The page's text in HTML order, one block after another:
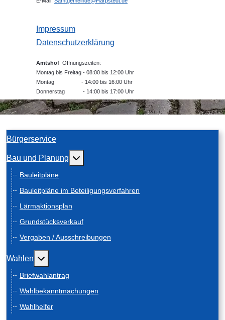
Impressum
Datenschutzerklärung
Amtshof Öffnungszeiten:
Montag bis Freitag - 08:00 bis 12:00 Uhr
Montag - 14:00 bis 16:00 Uhr
Donnerstag - 14:00 bis 17:00 Uhr
Bürgerservice
Bau und Planung Weitere Informationen: Bau und Planung
Bauleitpläne
Bauleitpläne im Beteiligungsverfahren
Lärmaktionsplan
Grundstücksverkauf
Vergaben / Ausschreibungen
Wahlen Weitere Informationen: Wahlen
Briefwahlantrag
Wahlbekanntmachungen
Wahlhelfer